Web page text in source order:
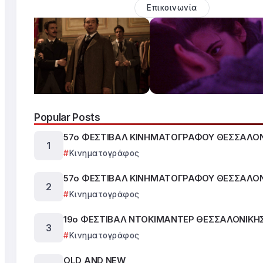
Επικοινωνία
Popular Posts
57ο ΦΕΣΤΙΒΑΛ ΚΙΝΗΜΑΤΟΓΡΑΦΟΥ
Κινηματογράφος
57ο ΦΕΣΤΙΒΑΛ ΚΙΝΗΜΑΤΟΓΡΑΦΟΥ
Κινηματογράφος
19ο ΦΕΣΤΙΒΑΛ ΝΤΟΚΙΜΑΝΤΕΡ
Κινηματογράφος
OLD AND NEW